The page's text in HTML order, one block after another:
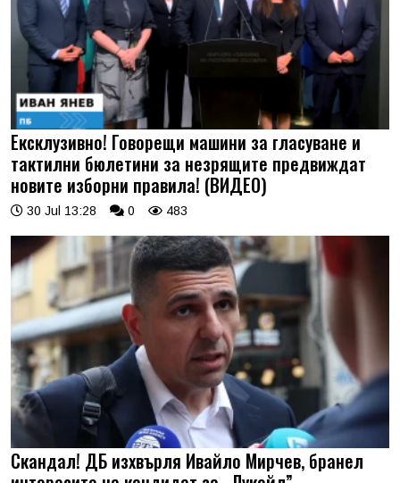
Ексклузивно! Говорещи машини за гласуване и
тактилни бюлетини за незрящите предвиждат
новите изборни правила! (ВИДЕО)
30 Jul 13:28 0 483
Скандал! ДБ изхвърля Ивайло Мирчев, бранел